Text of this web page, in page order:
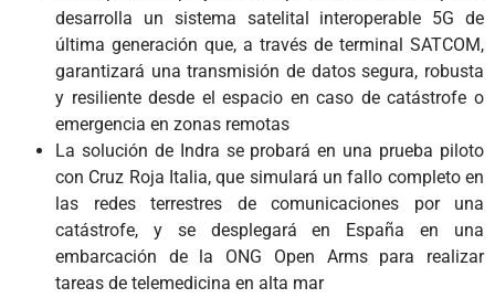
desarrolla un sistema satelital interoperable 5G de
última generación que, a través de terminal SATCOM,
garantizará una transmisión de datos segura, robusta
y resiliente desde el espacio en caso de catástrofe o
emergencia en zonas remotas
La solución de Indra se probará en una prueba piloto
con Cruz Roja Italia, que simulará un fallo completo en
las redes terrestres de comunicaciones por una
catástrofe, y se desplegará en España en una
embarcación de la ONG Open Arms para realizar
tareas de telemedicina en alta mar